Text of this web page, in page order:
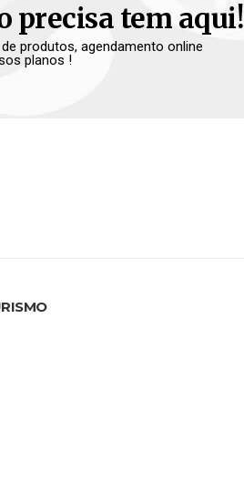
precisa tem aqui!
produtos, agendamento online
planos !